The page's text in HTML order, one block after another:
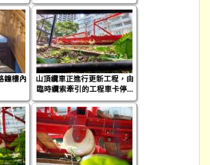
鐘樓內
山頂纜車正進行更新工程，由
臨時纜索牽引的工程車卡停...